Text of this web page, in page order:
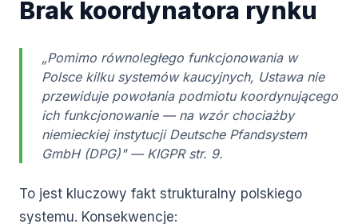
Brak koordynatora rynku
„Pomimo równoległego funkcjonowania w
Polsce kilku systemów kaucyjnych, Ustawa nie
przewiduje powołania podmiotu koordynującego
ich funkcjonowanie — na wzór chociażby
niemieckiej instytucji Deutsche Pfandsystem
GmbH (DPG)" — KIGPR str. 9.
To jest kluczowy fakt strukturalny polskiego
systemu. Konsekwencje: